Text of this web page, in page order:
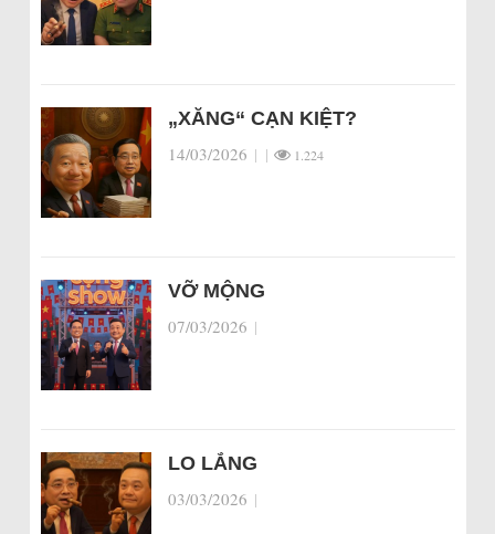
„XĂNG“ CẠN KIỆT?
14/03/2026 | | 1.224
VỠ MỘNG
07/03/2026 |
LO LẮNG
03/03/2026 |